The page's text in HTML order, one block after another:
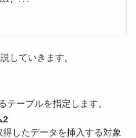
していきます。
テーブルを指定します。
2
得したデータを挿入する対象